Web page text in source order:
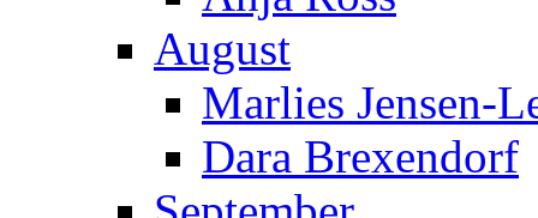
August
Marlies Jensen-
Dara Brexendorf